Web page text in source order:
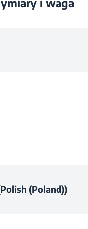
Wysokość z
(Poland))